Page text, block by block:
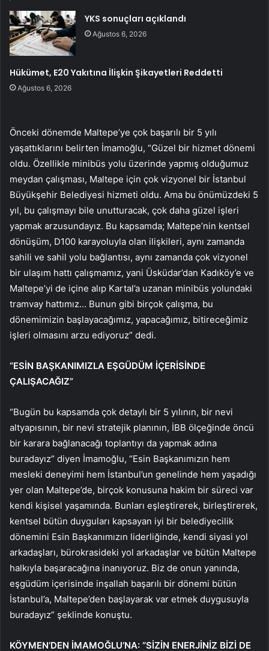
YKS sonuçları açıklandı
Ağustos 6, 2026
Hükümet, E20 Yakıtına İlişkin Şikayetleri Reddetti
Ağustos 6, 2026
Önceki dönemde Maltepe’ye çok başarılı bir 5 yılı
yaşattıklarını belirten İmamoğlu, “Güzel bir hizmet dönemi
oldu. Özellikle minibüs yolu üzerinde yapmış olduğumuz
meydan çalışması, Maltepe için çok vizyonel bir İstanbul
Büyükşehir Belediyesi hizmeti oldu. Ama bu önümüzdeki 5
yıl, bu çalışmayı bile unutturacak, çok daha güzel işleri
yapmak arzusundayız. Bu kapsamda; Maltepe’nin kentsel
dönüşüm, D100 karayoluyla olan ilişkileri, aynı zamanda
sahili ve sahil yolu bağlantısı, aynı zamanda çok vizyonel
bir ulaşım hattı çalışmamız, yani Üsküdar’dan Kadıköy’e ve
Maltepe’yi de içine alıp Kartal’a uzanan minibüs yolundaki
tramvay hattımız… Bunun gibi birçok çalışma, bu
dönemimizin başlayacağımız, yapacağımız, bitireceğimiz
işleri olmasını arzu ediyoruz” dedi.
“ESİN BAŞKANIMIZLA EŞGÜDÜM İÇERİSİNDE
ÇALIŞACAĞIZ”
“Bugün bu kapsamda çok detaylı bir 5 yılının, bir nevi
altyapısının, bir nevi stratejik planının, İBB ölçeğinde öncü
bir karara bağlanacağı toplantıyı da yapmak adına
buradayız” diyen İmamoğlu, “Esin Başkanımızın hem
mesleki deneyimi hem İstanbul’un genelinde hem yaşadığı
yer olan Maltepe’de, birçok konusuna hakim bir süreci var
kendi kişisel yaşamında. Bunları eşleştirerek, birleştirerek,
kentsel bütün duyguları kapsayan iyi bir belediyecilik
dönemini Esin Başkanımızın liderliğinde, kendi siyasi yol
arkadaşları, bürokrasideki yol arkadaşlar ve bütün Maltepe
halkıyla başaracağına inanıyoruz. Biz de onun yanında,
eşgüdüm içerisinde inşallah başarılı bir dönemi bütün
İstanbul’a, Maltepe’den başlayarak var etmek duygusuyla
buradayız” şeklinde konuştu.
KÖYMEN’DEN İMAMOĞLU’NA: “SİZİN ENERJİNİZ BİZİ DE